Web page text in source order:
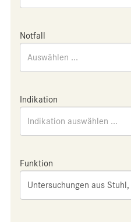
Notfall
Auswählen ...
Indikation
Indikation auswählen ...
Funktion
Untersuchungen aus